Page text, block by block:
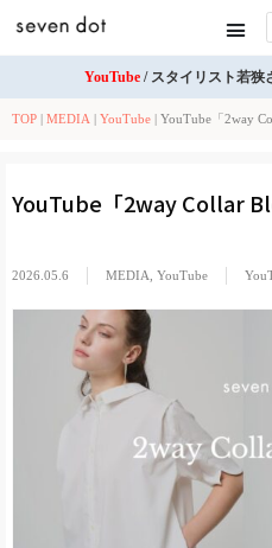
YouTube / スタイリスト若
TOP MEDIA YouTube YouTube「2way
YouTube「2way Collar
2026.05.6 MEDIA YouTube